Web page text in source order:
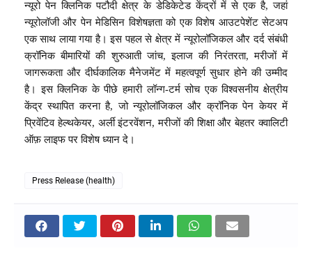
न्यूरो पेन क्लिनिक पटौदी क्षेत्र के डेडिकेटेड केंद्रों में से एक है, जहां
न्यूरोलॉजी और पेन मेडिसिन विशेषज्ञता को एक विशेष आउटपेशेंट सेटअप
एक साथ लाया गया है। इस पहल से क्षेत्र में न्यूरोलॉजिकल और दर्द संबंधी
क्रॉनिक बीमारियों की शुरुआती जांच, इलाज की निरंतरता, मरीजों में
जागरूकता और दीर्घकालिक मैनेजमेंट में महत्वपूर्ण सुधार होने की उम्मीद
है। इस क्लिनिक के पीछे हमारी लॉन्ग-टर्म सोच एक विश्वसनीय क्षेत्रीय
केंद्र स्थापित करना है, जो न्यूरोलॉजिकल और क्रॉनिक पेन केयर में
प्रिवेंटिव हेल्थकेयर, अर्ली इंटरवेंशन, मरीजों की शिक्षा और बेहतर क्वालिटी
ऑफ़ लाइफ पर विशेष ध्यान दे।
Press Release (health)